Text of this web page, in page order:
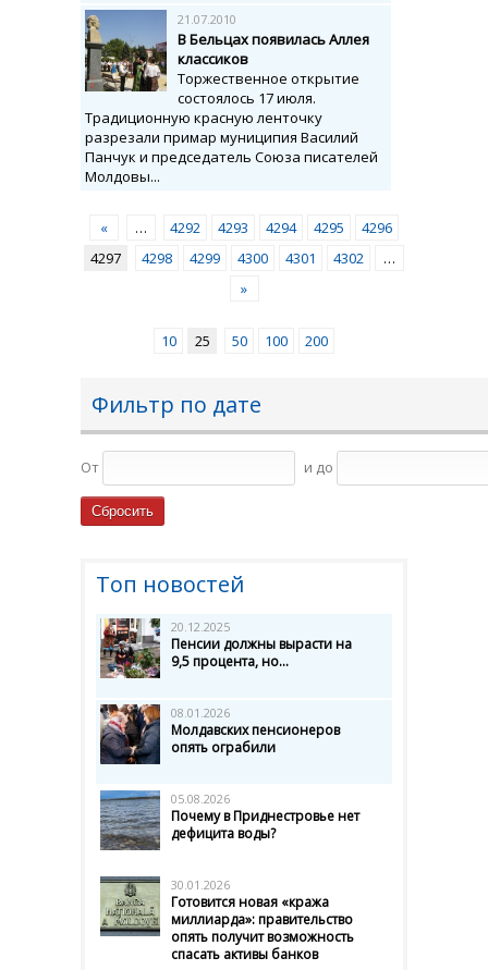
21.07.2010
В Бельцах появилась Аллея
классиков
Торжественное открытие
состоялось 17 июля.
Традиционную красную ленточку
разрезали примар муниципия Василий
Панчук и председатель Союза писателей
Молдовы...
« … 4292 4293 4294 4295
4296
4297
4298 4299 4300 4301 4302
…
»
10 25 50 100 200
Фильтр по дате
От и до
Топ новостей
20.12.2025
Пенсии должны вырасти на
9,5 процента, но...
08.01.2026
Молдавских пенсионеров
опять ограбили
05.08.2026
Почему в Приднестровье нет
дефицита воды?
30.01.2026
Готовится новая «кража
миллиарда»: правительство
опять получит возможность
спасать активы банков